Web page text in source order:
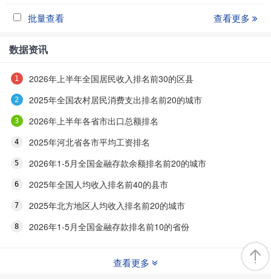
批量查看 查看更多
数据资讯
2026年上半年全国居民收入排名前30的区县
2025年全国农村居民消费支出排名前20的城市
2026年上半年各省市出口总额排名
2025年河北省各市平均工资排名
2026年1-5月全国金融存款余额排名前20的城市
2025年全国人均收入排名前40的县市
2025年北方地区人均收入排名前20的城市
2026年1-5月全国金融存款排名前10的省份
查看更多